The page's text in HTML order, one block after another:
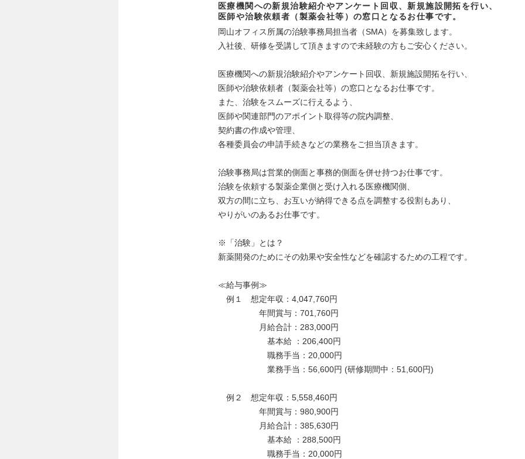
医療機関への新規治験紹介やアンケート回収、新規施設開拓を行い、
医師や治験依頼者（製薬会社等）の窓口となるお仕事です。
岡山オフィス所属の治験事務局担当者（SMA）を募集致します。
入社後、研修を受講して頂きますので未経験の方もご安心ください。
医療機関への新規治験紹介やアンケート回収、新規施設開拓を行い、
医師や治験依頼者（製薬会社等）の窓口となるお仕事です。
また、治験をスムーズに行えるよう、
医師や関連部門のアポイント取得等の院内調整、
契約書の作成や管理、
各種委員会の申請手続きなどの業務をご担当頂きます。
治験事務局は営業的側面と事務的側面を併せ持つお仕事です。
治験を依頼する製薬企業側と受け入れる医療機関側、
双方の間に立ち、お互いが納得できる点を調整する役割もあり、
やりがいのあるお仕事です。
※「治験」とは？
新薬開発のためにその効果や安全性などを確認するための工程です。
≪給与事例≫
例１ 想定年収：4,047,760円
年間賞与：701,760円
月給合計：283,000円
基本給 ：206,400円
職務手当：20,000円
業務手当：56,600円 (研修期間中：51,600円)
例２ 想定年収：5,558,460円
年間賞与：980,900円
月給合計：385,630円
基本給 ：288,500円
職務手当：20,000円